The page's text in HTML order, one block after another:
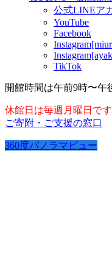
公式LINEア
YouTube
Facebook
TikTok
開館時間は午前9時〜午
休館日は毎週月曜日で
ご寄附・ご支援の窓口
360度パノラマビュー